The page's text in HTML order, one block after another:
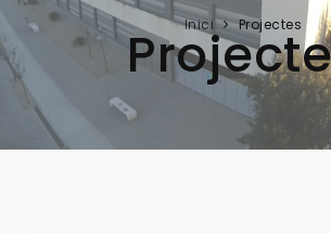
EL CENTRE
SECRETARIA
Inici Projectes